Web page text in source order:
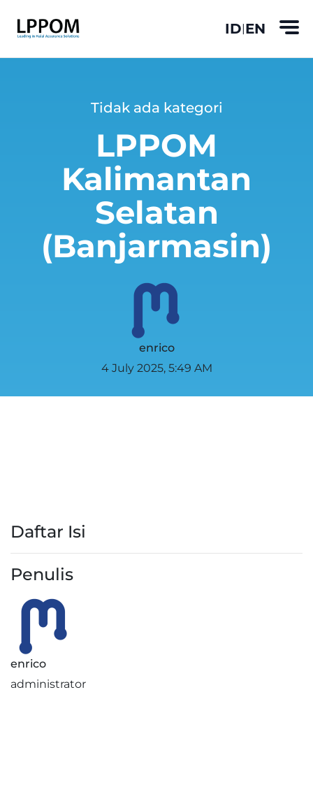
ID|EN
Tidak ada kategori
LPPOM
Kalimantan
Selatan
(Banjarmasin)
enrico
4 July 2025, 5:49 AM
Daftar Isi
Penulis
enrico
administrator